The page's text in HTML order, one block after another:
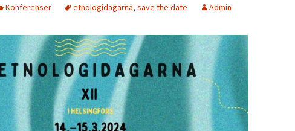
Konferenser etnologidagarna, save the date Admin